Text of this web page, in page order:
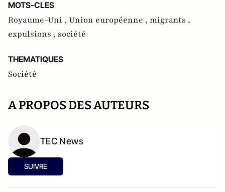
MOTS-CLES
Royaume-Uni , Union européenne , migrants ,
expulsions , société
THEMATIQUES
Société
A PROPOS DES AUTEURS
TEC News
SUIVRE